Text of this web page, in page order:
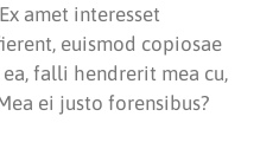
amet interesset
euismod copiosae
ea, falli hendrerit mea cu,
ei justo forensibus?